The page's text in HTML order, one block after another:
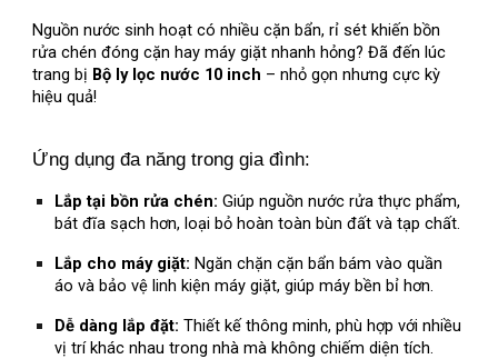
Nguồn nước sinh hoạt có nhiều cặn bẩn, rỉ sét khiến bồn
rửa chén đóng cặn hay máy giặt nhanh hỏng? Đã đến lúc
trang bị Bộ ly lọc nước 10 inch – nhỏ gọn nhưng cực kỳ
hiệu quả!
Ứng dụng đa năng trong gia đình:
Lắp tại bồn rửa chén: Giúp nguồn nước rửa thực phẩm,
bát đĩa sạch hơn, loại bỏ hoàn toàn bùn đất và tạp chất.
Lắp cho máy giặt: Ngăn chặn cặn bẩn bám vào quần
áo và bảo vệ linh kiện máy giặt, giúp máy bền bỉ hơn.
Dễ dàng lắp đặt: Thiết kế thông minh, phù hợp với nhiều
vị trí khác nhau trong nhà mà không chiếm diện tích.